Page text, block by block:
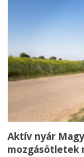
Aktív nyár
mozgásötletek